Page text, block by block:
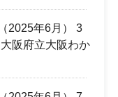
2025年6月） 3
阪府立大阪わか